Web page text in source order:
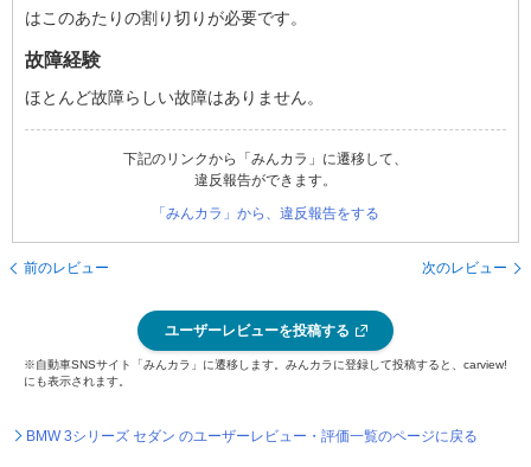
はこのあたりの割り切りが必要です。
故障経験
ほとんど故障らしい故障はありません。
下記のリンクから「みんカラ」に遷移して、
違反報告ができます。
「みんカラ」から、違反報告をする
前のレビュー 次のレビュー
ユーザーレビューを投稿する
※自動車SNSサイト「みんカラ」に遷移します。みんカラに登録して投稿すると、carview!
にも表示されます。
BMW 3シリーズ セダン のユーザーレビュー・評価一覧のページに戻る